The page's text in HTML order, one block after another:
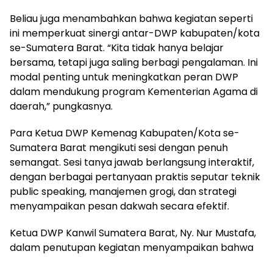
Beliau juga menambahkan bahwa kegiatan seperti
ini memperkuat sinergi antar-DWP kabupaten/kota
se-Sumatera Barat. “Kita tidak hanya belajar
bersama, tetapi juga saling berbagi pengalaman. Ini
modal penting untuk meningkatkan peran DWP
dalam mendukung program Kementerian Agama di
daerah,” pungkasnya.
Para Ketua DWP Kemenag Kabupaten/Kota se-
Sumatera Barat mengikuti sesi dengan penuh
semangat. Sesi tanya jawab berlangsung interaktif,
dengan berbagai pertanyaan praktis seputar teknik
public speaking, manajemen grogi, dan strategi
menyampaikan pesan dakwah secara efektif.
Ketua DWP Kanwil Sumatera Barat, Ny. Nur Mustafa,
dalam penutupan kegiatan menyampaikan bahwa